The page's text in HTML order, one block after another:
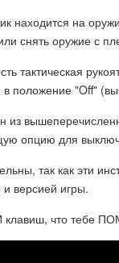
находится на
снять оружие с
тактическая
в положение "Off"
из
опцию для
так как эти
версией игры.
что тебе